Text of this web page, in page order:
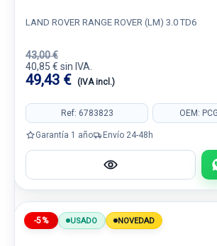
LAND ROVER RANGE ROVER (LM) 3.0 TD6
43,00 €
40,85 € sin IVA.
49,43 € (IVA incl.)
Ref: 6783823 OEM:
Garantía 1 año Envío 24-48h
-5% USADO NOVEDAD